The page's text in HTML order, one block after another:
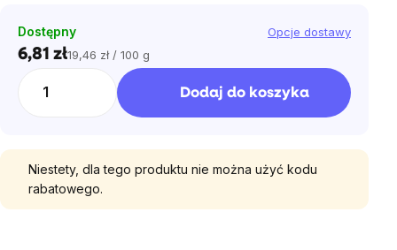
Dostępny Opcje dostawy
6,81 złCena
jednostkowa:
19,46 zł / 100 g
Dodaj do koszyka
Niestety, dla tego produktu nie można użyć kodu
rabatowego.